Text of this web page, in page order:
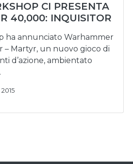
CI PRESENTA
40,000: INQUISITOR
ha annunciato Warhammer
– Martyr, un nuovo gioco di
d’azione, ambientato